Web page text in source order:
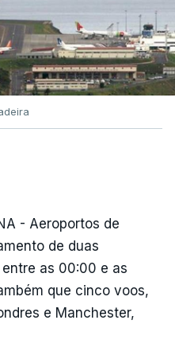
- Aeroportos de
de duas
as 00:00 e as
que cinco voos,
e Manchester,